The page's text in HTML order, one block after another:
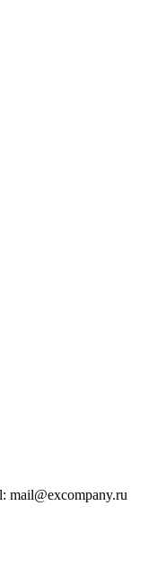
mail@excompany.ru